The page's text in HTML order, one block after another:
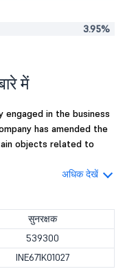
3.95%
में
engaged in the business
has amended the
objects related to
अधिक देखें
सुनरक्षक
539300
INE671K01027